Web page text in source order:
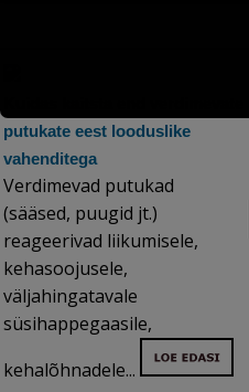
putukate eest looduslike
vahenditega
Verdimevad putukad
(sääsed, puugid jt.)
reageerivad liikumisele,
kehasoojusele,
väljahingatavale
süsihappegaasile,
kehalõhnadele...